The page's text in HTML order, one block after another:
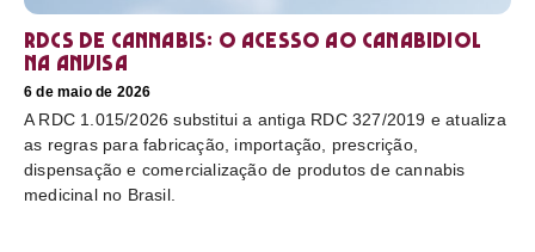
RDCs de cannabis: o acesso ao canabidiol
na Anvisa
6 de maio de 2026
A RDC 1.015/2026 substitui a antiga RDC 327/2019 e atualiza
as regras para fabricação, importação, prescrição,
dispensação e comercialização de produtos de cannabis
medicinal no Brasil.